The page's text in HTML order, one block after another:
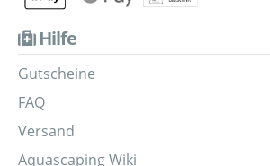
Hilfe
Gutscheine
FAQ
Versand
Aquascaping Wiki